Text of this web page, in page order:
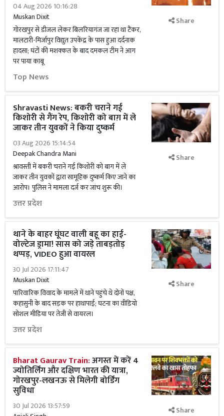
04 Aug 2026 10:16:28
Muskan Dixit
गोरखपुर से डीजल लेकर बिलरियागंज जा रहा था टैंकर,
मालटारी-मिर्जापुर विद्युत उपकेंद्र के पास हुआ दर्दनाक
हादसा; घंटों की मशक्कत के बाद दमकल टीम ने आग
पर पाया काबू
Top News
Share
Shravasti News: बकरी चराने गई
किशोरी से गैंग रेप, किशोरी को बाग़ में ले
जाकर तीन युवकों ने किया दुष्कर्म
03 Aug 2026 15:14:54
Deepak Chandra Mani
श्रावस्ती में बकरी चराने गई किशोरी को बाग में ले
जाकर तीन युवकों द्वारा सामूहिक दुष्कर्म किए जाने का
आरोप। पुलिस ने मामला दर्ज कर जांच शुरू की।
उत्तर प्रदेश
Share
थाने के बाहर घूंघट वाली बहू का हाई-
वोल्टेज ड्रामा! सास को जड़े ताबड़तोड़
थप्पड़, VIDEO हुआ वायरल
30 Jul 2026 17:11:47
Muskan Dixit
पारिवारिक विवाद के मामले में थाने पहुंचे थे दोनों पक्ष,
कहासुनी के बाद सड़क पर हाथापाई; घटना का वीडियो
सोशल मीडिया पर तेजी से वायरल।
उत्तर प्रदेश
Share
Bharat Gaurav Train:अगस्त में करें 4
ज्योतिर्लिंग और दक्षिण भारत की यात्रा,
गोरखपुर-लखनऊ से मिलेगी बोर्डिंग
सुविधा
30 Jul 2026 13:57:59
Share